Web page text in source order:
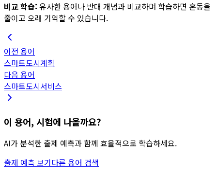
비교 학습: 유사한 용어나 반대 개념과 비교하며 학습하면 혼동을
줄이고 오래 기억할 수 있습니다.
이전 용어
스마트도시계획
다음 용어
스마트도시서비스
이 용어, 시험에 나올까요?
AI가 분석한 출제 예측과 함께 효율적으로 학습하세요.
출제 예측 보기다른 용어 검색